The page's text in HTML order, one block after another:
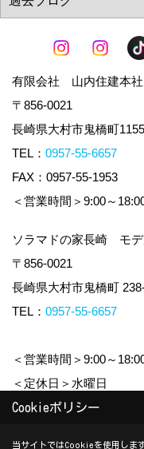
有限会社 山内住建本社
〒856-0021
長崎県大村市鬼橋町
TEL： 0957-55-6657
FAX：0957-55-1953
＜営業時間＞9:00～
ソラマドの家長崎 モデ
〒856-0021
長崎県大村市鬼橋町
TEL： 0957-55-6657
＜営業時間＞9:00～
＜定休日＞水曜日
Copyright (c) yamauchi-
Cookieポリシー
当サイトではCookieを使用します